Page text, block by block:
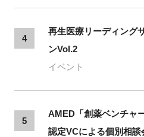
4
再生医療リーディング
ンVol.2
イベント
5
AMED「創薬ベンチャ
認定VCによる個別相